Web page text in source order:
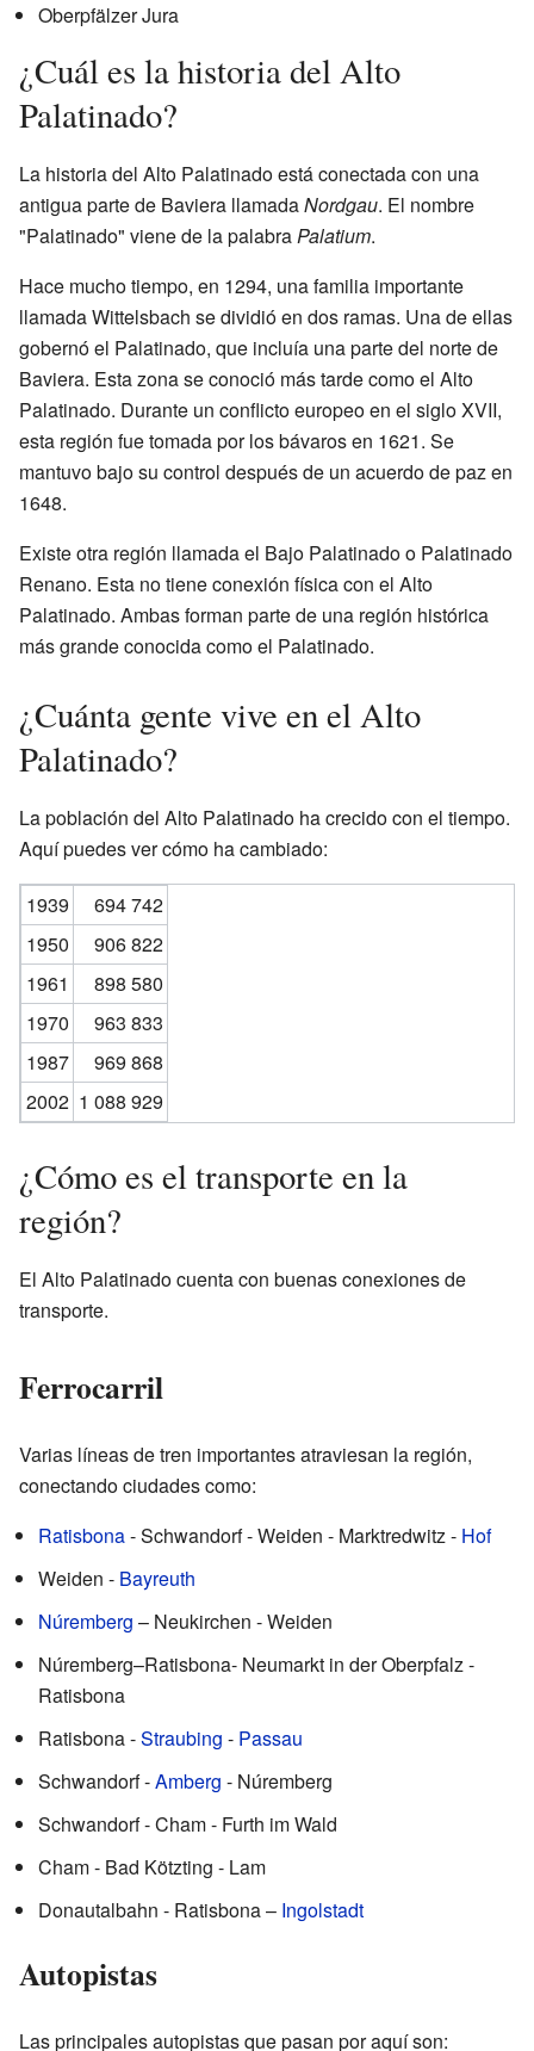
Oberpfälzer Jura
¿Cuál es la historia del Alto
Palatinado?
La historia del Alto Palatinado está conectada con una
antigua parte de Baviera llamadaNordgau. El nombre
"Palatinado" viene de la palabraPalatium.
Hace mucho tiempo, en 1294, una familia importante
llamada Wittelsbach se dividió en dos ramas. Una de ellas
gobernó el Palatinado, que incluía una parte del norte de
Baviera. Esta zona se conoció más tarde como el Alto
Palatinado. Durante un conflicto europeo en el siglo XVII,
esta región fue tomada por los bávaros en 1621. Se
mantuvo bajo su control después de un acuerdo de paz en
1648.
Existe otra región llamada el Bajo Palatinado o Palatinado
Renano. Esta no tiene conexión física con el Alto
Palatinado. Ambas forman parte de una región histórica
más grande conocida como el Palatinado.
¿Cuánta gente vive en el Alto
Palatinado?
La población del Alto Palatinado ha crecido con el tiempo.
Aquí puedes ver cómo ha cambiado:
1939
694 742
1950
906 822
1961
898 580
1970
963 833
1987
969 868
2002 1 088 929
¿Cómo es el transporte en la
región?
El Alto Palatinado cuenta con buenas conexiones de
transporte.
Ferrocarril
Varias líneas de tren importantes atraviesan la región,
conectando ciudades como:
Ratisbona- Schwandorf - Weiden - Marktredwitz - Hof
Weiden - Bayreuth
Núremberg – Neukirchen - Weiden
Núremberg–Ratisbona- Neumarkt in der Oberpfalz -
Ratisbona
Ratisbona -Straubing - Passau
Schwandorf -Amberg - Núremberg
Schwandorf - Cham - Furth im Wald
Cham - Bad Kötzting - Lam
Donautalbahn - Ratisbona – Ingolstadt
Autopistas
Las principales autopistas que pasan por aquí son: